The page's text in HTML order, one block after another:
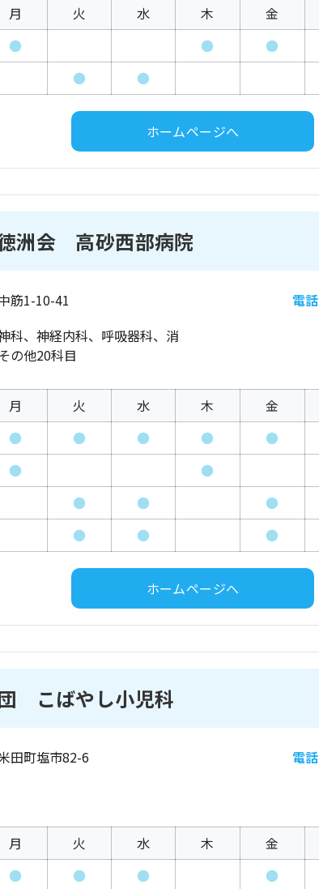
月 火 水 木 金
● ● ●
● ●
ホームページへ
洲会 高砂西部病院
筋1-10-41 電話
科、神経内科、呼吸器科、消
の他20科目
月 火 水 木 金
● ● ● ● ●
● ●
● ● ●
● ● ●
ホームページへ
こばやし小児科
田町塩市82-6 電話
月 火 水 木 金
● ● ● ●